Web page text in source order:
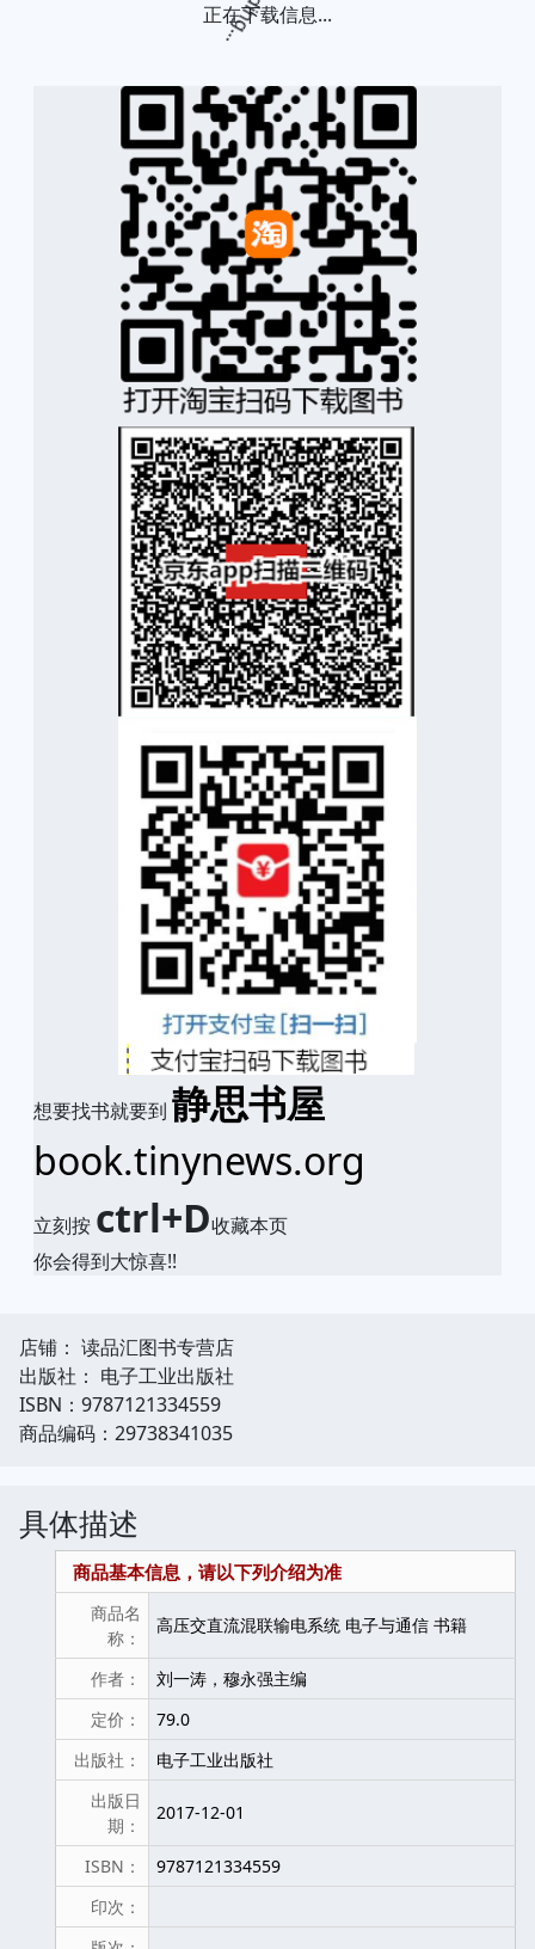
正在下载信息...
想要找书就要到 静思书屋
book.tinynews.org
立刻按 ctrl+D收藏本页
你会得到大惊喜!!
店铺： 读品汇图书专营店
出版社： 电子工业出版社
ISBN：9787121334559
商品编码：29738341035
具体描述
商品基本信息，请以下列介绍为准
商品名
称：
高压交直流混联输电系统 电子与通信 书籍
作者：
刘一涛，穆永强主编
定价：
79.0
出版社：
电子工业出版社
出版日
期：
2017-12-01
ISBN：
9787121334559
印次：